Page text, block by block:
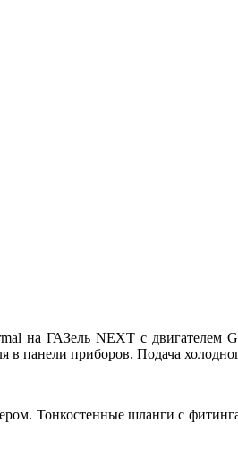
на ГАЗель NEXT с двигателем
в панели приборов. Подача
Тонкостенные шланги с